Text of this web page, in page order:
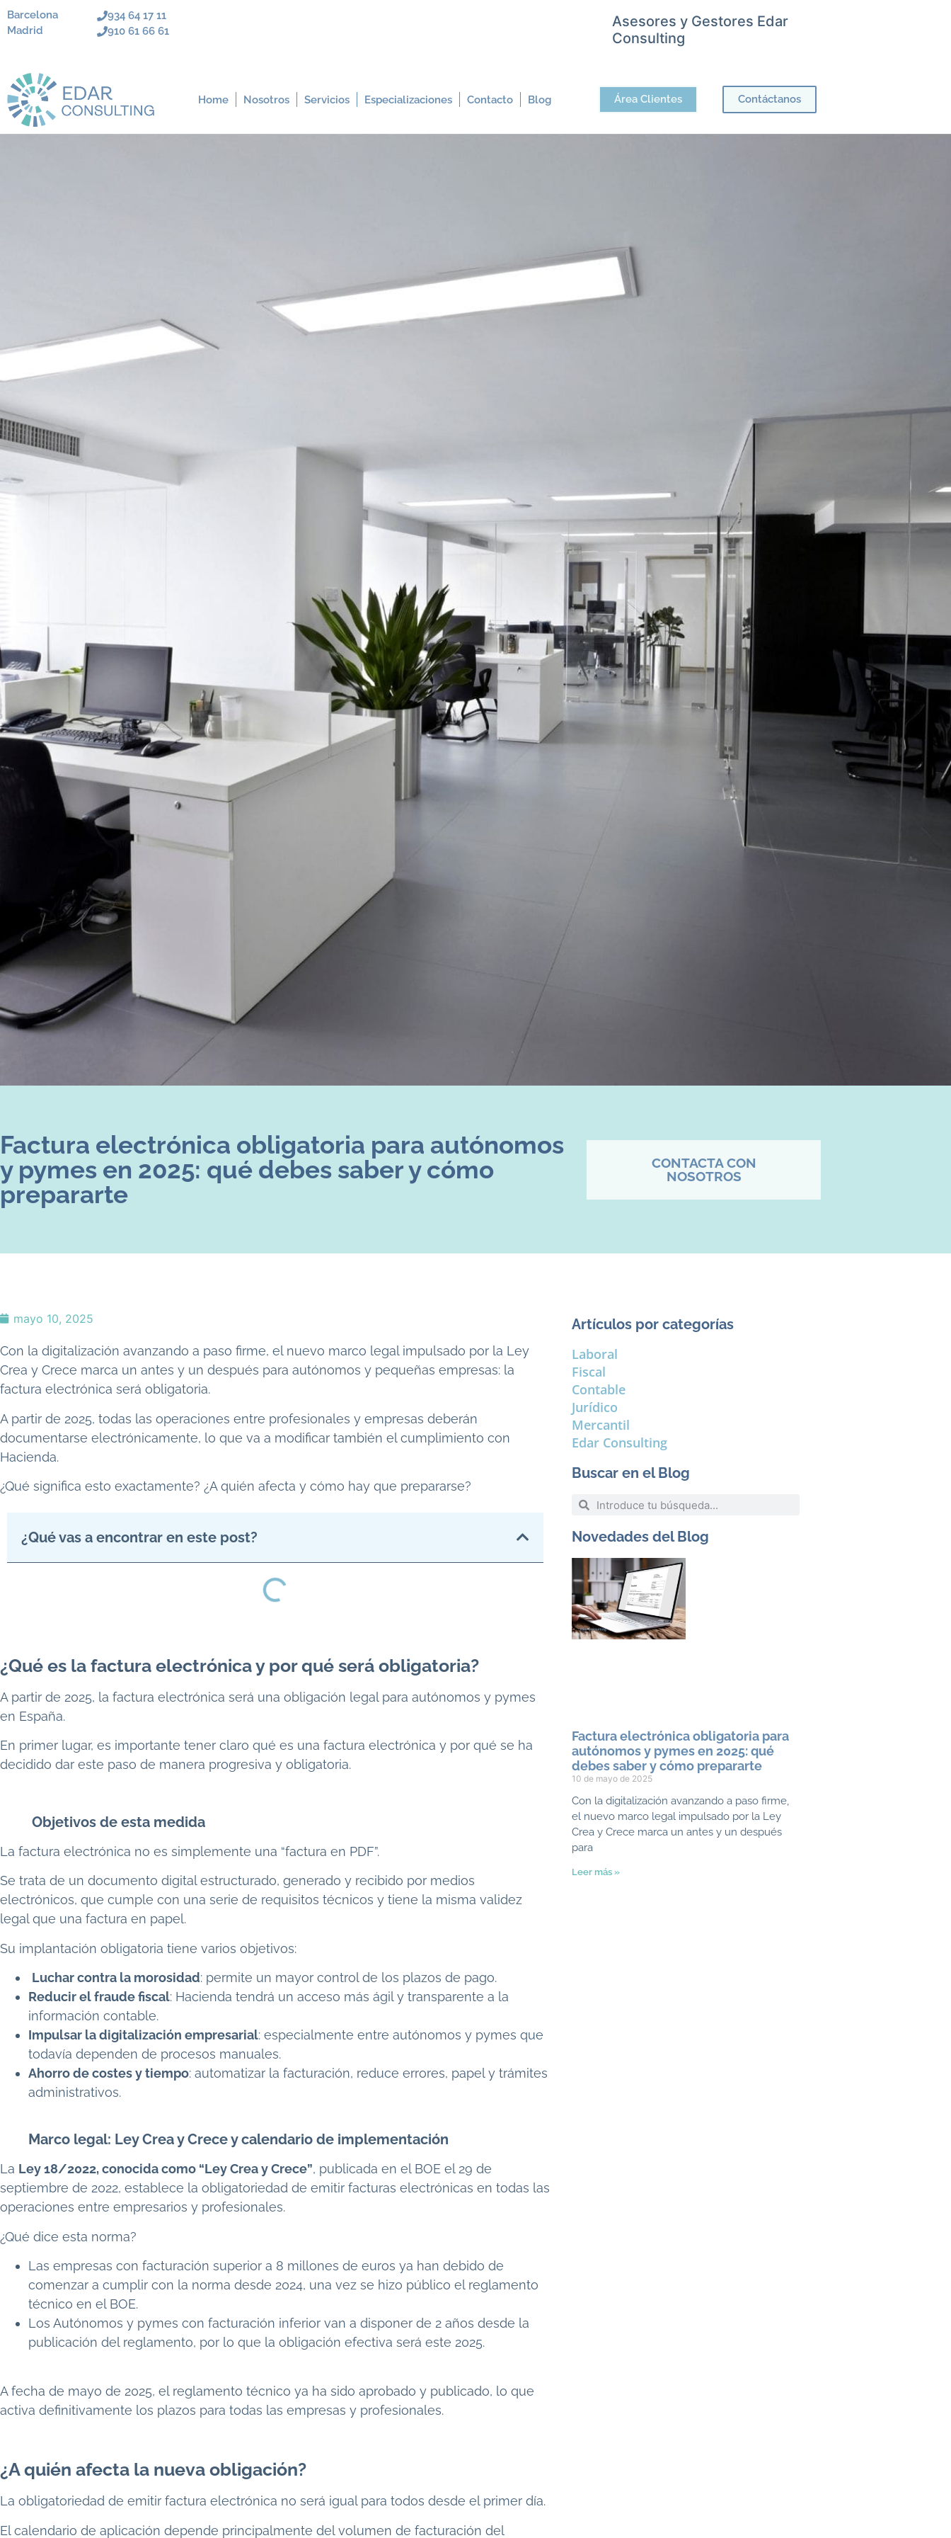
Barcelona
Madrid
934 64 17 11
910 61 66 61
Asesores y Gestores Edar
Consulting
Home Nosotros Servicios Especializaciones Contacto Blog Área Clientes Contáctanos
Factura electrónica obligatoria para autónomos
y pymes en 2025: qué debes saber y cómo
prepararte
CONTACTA CON
NOSOTROS
mayo 10, 2025
Con la digitalización avanzando a paso firme, el nuevo marco legal impulsado por la Ley
Crea y Crece marca un antes y un después para autónomos y pequeñas empresas: la
factura electrónica será obligatoria.
A partir de 2025, todas las operaciones entre profesionales y empresas deberán
documentarse electrónicamente, lo que va a modificar también el cumplimiento con
Hacienda.
¿Qué significa esto exactamente? ¿A quién afecta y cómo hay que prepararse?
¿Qué vas a encontrar en este post?
¿Qué es la factura electrónica y por qué será obligatoria?
A partir de 2025, la factura electrónica será una obligación legal para autónomos y pymes
en España.
En primer lugar, es importante tener claro qué es una factura electrónica y por qué se ha
decidido dar este paso de manera progresiva y obligatoria.
Objetivos de esta medida
La factura electrónica no es simplemente una “factura en PDF”.
Se trata de un documento digital estructurado, generado y recibido por medios
electrónicos, que cumple con una serie de requisitos técnicos y tiene la misma validez
legal que una factura en papel.
Su implantación obligatoria tiene varios objetivos:
Luchar contra la morosidad: permite un mayor control de los plazos de pago.
Reducir el fraude fiscal: Hacienda tendrá un acceso más ágil y transparente a la
información contable.
Impulsar la digitalización empresarial: especialmente entre autónomos y pymes que
todavía dependen de procesos manuales.
Ahorro de costes y tiempo: automatizar la facturación, reduce errores, papel y trámites
administrativos.
Marco legal: Ley Crea y Crece y calendario de implementación
La Ley 18/2022, conocida como “Ley Crea y Crece”, publicada en el BOE el 29 de
septiembre de 2022, establece la obligatoriedad de emitir facturas electrónicas en todas las
operaciones entre empresarios y profesionales.
¿Qué dice esta norma?
Las empresas con facturación superior a 8 millones de euros ya han debido de
comenzar a cumplir con la norma desde 2024, una vez se hizo público el reglamento
técnico en el BOE.
Los Autónomos y pymes con facturación inferior van a disponer de 2 años desde la
publicación del reglamento, por lo que la obligación efectiva será este 2025.
A fecha de mayo de 2025, el reglamento técnico ya ha sido aprobado y publicado, lo que
activa definitivamente los plazos para todas las empresas y profesionales.
¿A quién afecta la nueva obligación?
La obligatoriedad de emitir factura electrónica no será igual para todos desde el primer día.
El calendario de aplicación depende principalmente del volumen de facturación del
Artículos por categorías
Laboral
Fiscal
Contable
Jurídico
Mercantil
Edar Consulting
Buscar en el Blog
Novedades del Blog
Factura electrónica obligatoria para
autónomos y pymes en 2025: qué
debes saber y cómo prepararte
10 de mayo de 2025
Con la digitalización avanzando a paso firme,
el nuevo marco legal impulsado por la Ley
Crea y Crece marca un antes y un después
para
Leer más »